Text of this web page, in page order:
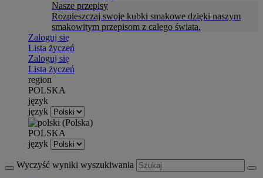
Nasze przepisy
Rozpieszczaj swoje kubki smakowe dzięki naszym
smakowitym przepisom z całego świata.
Zaloguj się
Lista życzeń
Zaloguj się
Lista życzeń
region
POLSKA
język
język
POLSKA
język
Wyczyść wyniki wyszukiwania